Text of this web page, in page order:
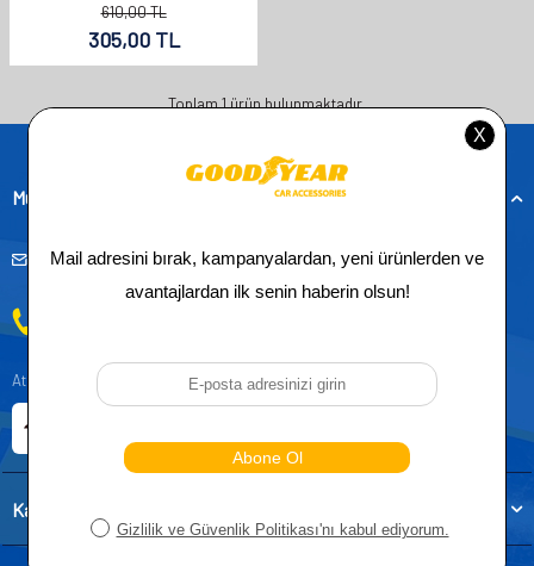
610,00TL
305,00TL
Toplam1ürün bulunmaktadır.
Müşteri Hizmetleri
musteridestek@goodyearotoaksesuar.com.tr
Atatürk, Kıraç Mevkii, Orhan Veli Cd. D:No:19, 34522 Esenyurt/İstanbul
Kategoriler